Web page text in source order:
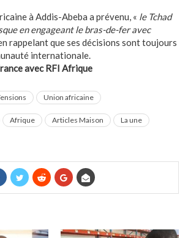
à Addis-Abeba a prévenu, « le Tchad
en engageant le bras-de-fer avec
rappelant que ses décisions sont toujours
internationale.
avec RFI Afrique
Union africaine
Afrique Articles Maison
La une